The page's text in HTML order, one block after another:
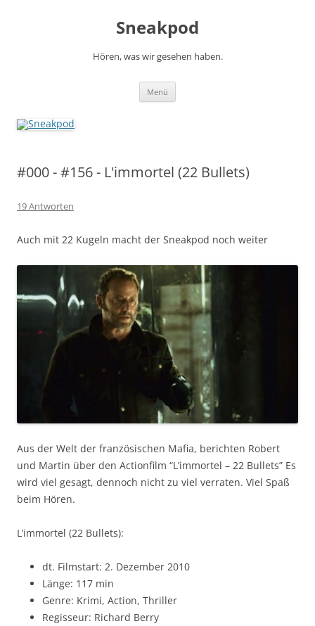
Sneakpod
Hören, was wir gesehen haben.
Menü
#000 - #156 - L'immortel (22 Bullets)
19 Antworten
Auch mit 22 Kugeln macht der Sneakpod noch weiter
Aus der Welt der französischen Mafia, berichten Robert
und Martin über den Actionfilm “L’immortel – 22 Bullets” Es
wird viel gesagt, dennoch nicht zu viel verraten. Viel Spaß
beim Hören.
L’immortel (22 Bullets):
dt. Filmstart: 2. Dezember 2010
Länge: 117 min
Genre: Krimi, Action, Thriller
Regisseur: Richard Berry